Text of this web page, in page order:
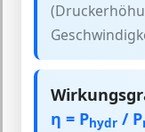
η = Phydr / P